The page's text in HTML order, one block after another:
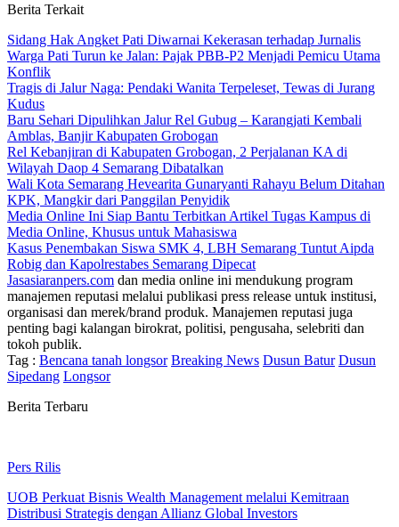
Berita Terkait
Sidang Hak Angket Pati Diwarnai Kekerasan terhadap Jurnalis
Warga Pati Turun ke Jalan: Pajak PBB-P2 Menjadi Pemicu Utama
Konflik
Tragis di Jalur Naga: Pendaki Wanita Terpeleset, Tewas di Jurang
Kudus
Baru Sehari Dipulihkan Jalur Rel Gubug – Karangjati Kembali
Amblas, Banjir Kabupaten Grobogan
Rel Kebanjiran di Kabupaten Grobogan, 2 Perjalanan KA di
Wilayah Daop 4 Semarang Dibatalkan
Wali Kota Semarang Hevearita Gunaryanti Rahayu Belum Ditahan
KPK, Mangkir dari Panggilan Penyidik
Media Online Ini Siap Bantu Terbitkan Artikel Tugas Kampus di
Media Online, Khusus untuk Mahasiswa
Kasus Penembakan Siswa SMK 4, LBH Semarang Tuntut Aipda
Robig dan Kapolrestabes Semarang Dipecat
Jasasiaranpers.com dan media online ini mendukung program
manajemen reputasi melalui publikasi press release untuk institusi,
organisasi dan merek/brand produk. Manajemen reputasi juga
penting bagi kalangan birokrat, politisi, pengusaha, selebriti dan
tokoh publik.
Tag : Bencana tanah longsor Breaking News Dusun Batur Dusun
Sipedang Longsor
Berita Terbaru
Pers Rilis
UOB Perkuat Bisnis Wealth Management melalui Kemitraan
Distribusi Strategis dengan Allianz Global Investors